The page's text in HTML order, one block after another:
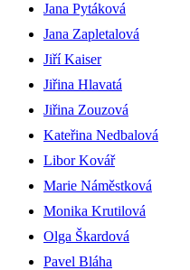
Jana Pytáková
Jana Zapletalová
Jiří Kaiser
Jiřina Hlavatá
Jiřina Zouzová
Kateřina Nedbalová
Libor Kovář
Marie Náměstková
Monika Krutilová
Olga Škardová
Pavel Bláha